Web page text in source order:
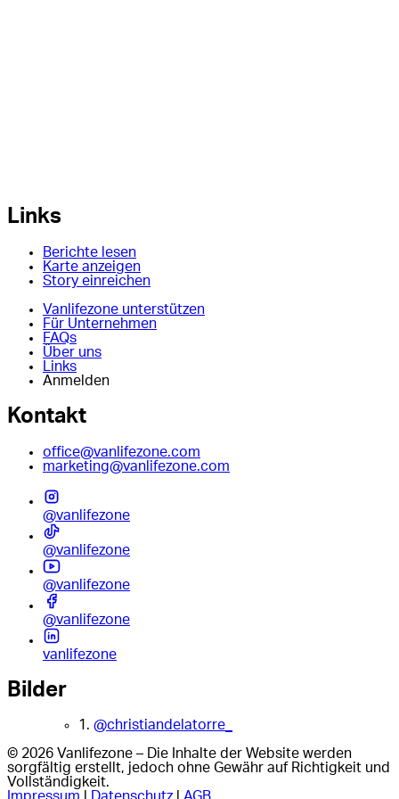
Links
Berichte lesen
Karte anzeigen
Story einreichen
Vanlifezone unterstützen
Für Unternehmen
FAQs
Über uns
Links
Anmelden
Kontakt
office@vanlifezone.com
marketing@vanlifezone.com
@vanlifezone
@vanlifezone
@vanlifezone
@vanlifezone
vanlifezone
Bilder
1. @christiandelatorre_
© 2026 Vanlifezone – Die Inhalte der Website werden
sorgfältig erstellt, jedoch ohne Gewähr auf Richtigkeit und
Vollständigkeit.